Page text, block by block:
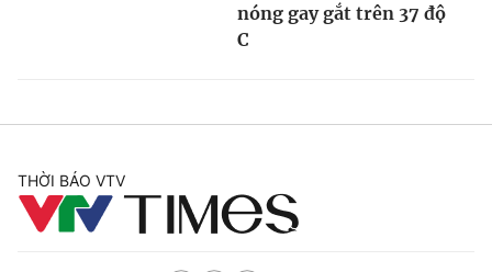
nóng gay gắt trên 37 độ
C
THỜI BÁO VTV